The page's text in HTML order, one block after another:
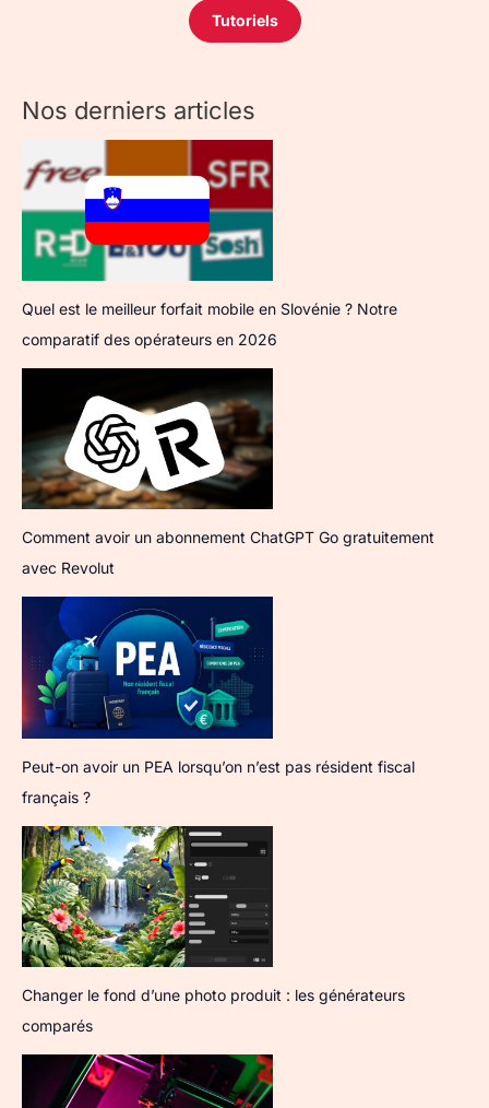
Tutoriels
Nos derniers articles
Quel est le meilleur forfait mobile en Slovénie ? Notre
comparatif des opérateurs en 2026
Comment avoir un abonnement ChatGPT Go gratuitement
avec Revolut
Peut-on avoir un PEA lorsqu’on n’est pas résident fiscal
français ?
Changer le fond d’une photo produit : les générateurs
comparés